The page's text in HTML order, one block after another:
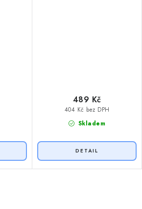
Skladem
404 Kč bez DPH
489 Kč